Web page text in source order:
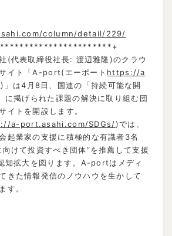
column/detail/229/
(代表取締役社長: 渡辺雅隆)のクラウ
イト「A-port(エーポート https://a
)」は4月8日、国連の「持続可能な開
に掲げられた課題の解決に取り組む団
イトを開設します。
a-port.asahi.com/SDGs/)では、
起業家の支援に積極的な有識者3名
けて投資すべき団体”を推薦して支援
知拡大を図ります。A-portはメディ
きた情報発信のノウハウを生かして
す。